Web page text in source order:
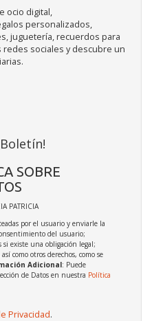
ocio digital,
personalizados,
juguetería, recuerdos para
sociales y descubre un
SOBRE
PATRICIA
por el usuario y enviarle la
del usuario;
si existe una obligación legal;
como otros derechos, como se
Adicional: Puede
de Datos en nuestra Política
Privacidad.